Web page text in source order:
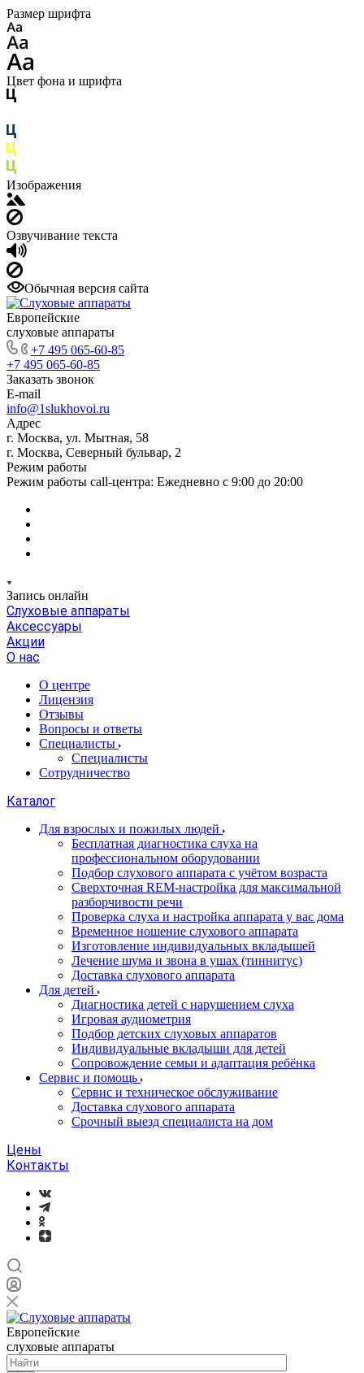
Размер шрифта
Цвет фона и шрифта
Изображения
Озвучивание текста
Обычная версия сайта
Европейские
слуховые аппараты
+7 495 065-60-85
+7 495 065-60-85
Заказать звонок
E-mail
info@1slukhovoi.ru
Адрес
г. Москва, ул. Мытная, 58
г. Москва, Северный бульвар, 2
Режим работы
Режим работы call-центра: Ежедневно с 9:00 до 20:00
Запись онлайн
Слуховые аппараты
Аксессуары
Акции
О нас
О центре
Лицензия
Отзывы
Вопросы и ответы
Специалисты
Специалисты
Сотрудничество
Каталог
Для взрослых и пожилых людей
Бесплатная диагностика слуха на
профессиональном оборудовании
Подбор слухового аппарата с учётом возраста
Сверхточная REM-настройка для максимальной
разборчивости речи
Проверка слуха и настройка аппарата у вас дома
Временное ношение слухового аппарата
Изготовление индивидуальных вкладышей
Лечение шума и звона в ушах (тиннитус)
Доставка слухового аппарата
Для детей
Диагностика детей с нарушением слуха
Игровая аудиометрия
Подбор детских слуховых аппаратов
Индивидуальные вкладыши для детей
Сопровождение семьи и адаптация ребёнка
Сервис и помощь
Сервис и техническое обслуживание
Доставка слухового аппарата
Срочный выезд специалиста на дом
Цены
Контакты
Европейские
слуховые аппараты